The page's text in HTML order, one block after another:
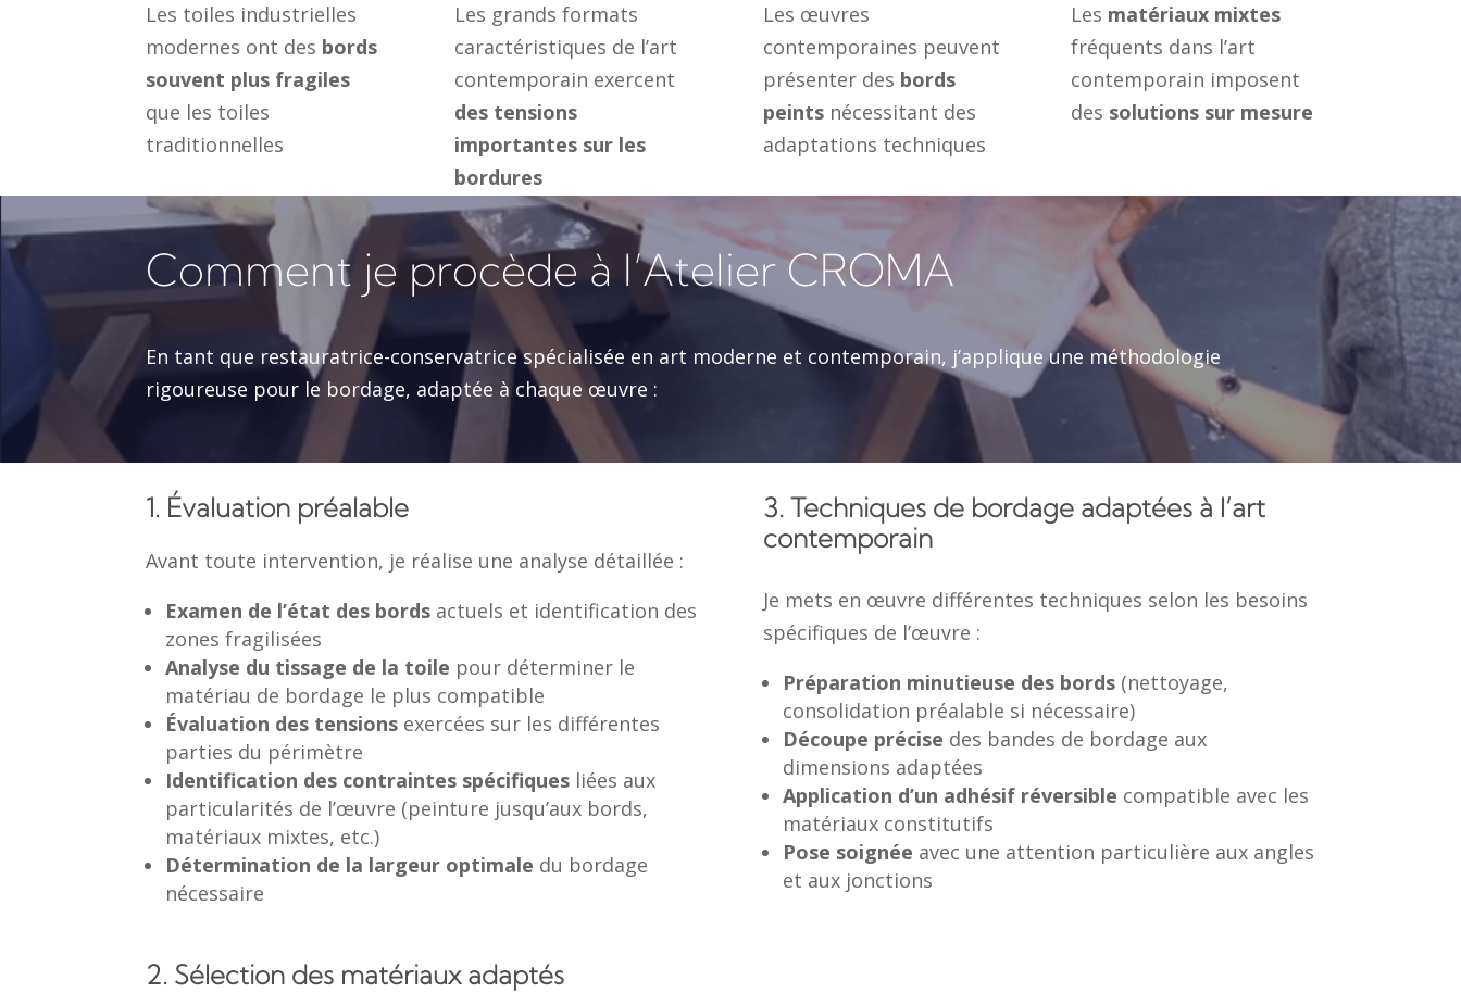
Les toiles industrielles
modernes ont des bords
souvent plus fragiles
que les toiles
traditionnelles
Les grands formats
caractéristiques de l’art
contemporain exercent
des tensions
importantes sur les
bordures
Les œuvres
contemporaines peuvent
présenter des bords
peintsnécessitant des
adaptations techniques
Les matériaux mixtes
fréquents dans l’art
contemporain imposent
des solutions sur mesure
Comment je procède à l’Atelier CROMA
En tant que restauratrice-conservatrice spécialisée en art moderne et contemporain, j’applique une méthodologie
rigoureuse pour le bordage, adaptée à chaque œuvre :
1. Évaluation préalable
Avant toute intervention, je réalise une analyse détaillée :
Examen de l’état des bords actuels et identification des
zones fragilisées
Analyse du tissage de la toile pour déterminer le
matériau de bordage le plus compatible
Évaluation des tensions exercées sur les différentes
parties du périmètre
Identification des contraintes spécifiques liées aux
particularités de l’œuvre (peinture jusqu’aux bords,
matériaux mixtes, etc.)
Détermination de la largeur optimale du bordage
nécessaire
2. Sélection des matériaux adaptés
3. Techniques de bordage adaptées à l’art
contemporain
Je mets en œuvre différentes techniques selon les besoins
spécifiques de l’œuvre :
Préparation minutieuse des bords (nettoyage,
consolidation préalable si nécessaire)
Découpe précise des bandes de bordage aux
dimensions adaptées
Application d’un adhésif réversible compatible avec les
matériaux constitutifs
Pose soignée avec une attention particulière aux angles
et aux jonctions